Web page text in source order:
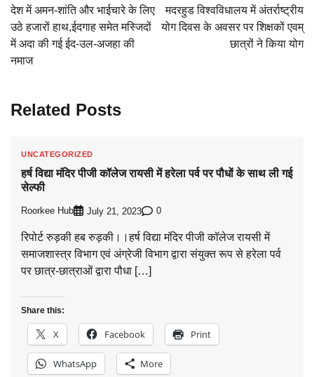
navigation
देश में अमन-शांति और भाईचारे के लिए
उठे हजारों हाथ,ईदगाह समेत मस्जिदों
में अदा की गई ईद-उल-अजहा की
नमाज
मदरहुड विश्वविधालय में अंतर्राष्ट्रीय
योग दिवस के अवसर पर शिक्षकों एवम्
छात्रों ने किया योग
Related Posts
UNCATEGORIZED
हर्ष विद्या मंदिर पीजी कॉलेज रायसी में हरेला पर्व पर पौधों के साथ ली गई
सेल्फी
Roorkee Hub July 21, 2023 0
रिपोर्ट रुड़की हब रुड़की।।हर्ष विद्या मंदिर पीजी कॉलेज रायसी में
समाजशास्त्र विभाग एवं अंग्रेजी विभाग द्वारा संयुक्त रूप से हरेला पर्व
पर छात्र-छात्राओं द्वारा पौधा […]
Share this:
X Facebook Print
WhatsApp More